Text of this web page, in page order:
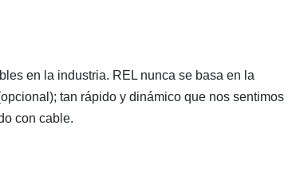
en la industria. REL nunca se basa en la
tan rápido y dinámico que nos sentimos
con cable.